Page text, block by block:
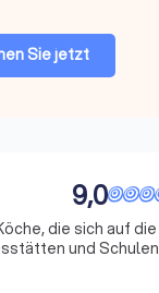
Sie jetzt
9,0
die sich auf die
und Schulen